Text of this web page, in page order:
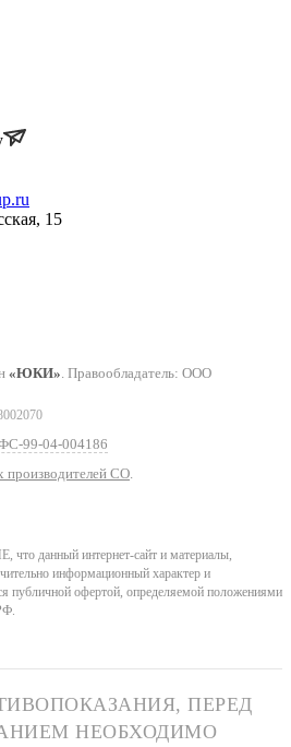
15
«ЮКИ» . Правообладатель: ООО
99-04-004186
производителей СО
интернет-сайт и материалы,
информационный характер и
публичной офертой, определяемой положениями
ПЕРЕД
НЕОБХОДИМО